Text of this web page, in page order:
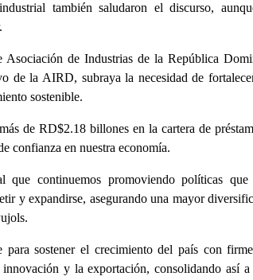
también saludaron el discurso,
Asociación de Industrias de la República
de la AIRD, subraya la necesidad de
sostenible.
de RD$2.18 billones en la cartera de
confianza en nuestra economía.
que continuemos promoviendo políticas
y expandirse, asegurando una mayor
para sostener el crecimiento del país con
y la exportación, consolidando así